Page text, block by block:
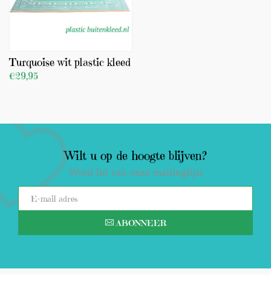
Turquoise wit plastic kleed
€29,95
Wilt u op de hoogte blijven?
Word lid van onze mailinglijst
ABONNEER